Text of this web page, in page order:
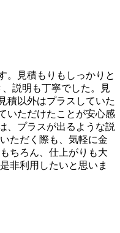
。見積もりもしっかりと
説明も丁寧でした。見
積以外はプラスしていた
いただけたことが安心感
、プラスが出るような説
ただく際も、気軽に金
ちろん、仕上がりも大
非利用したいと思いま